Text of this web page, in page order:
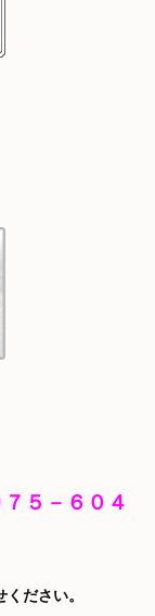
７５－６０４
ださい。